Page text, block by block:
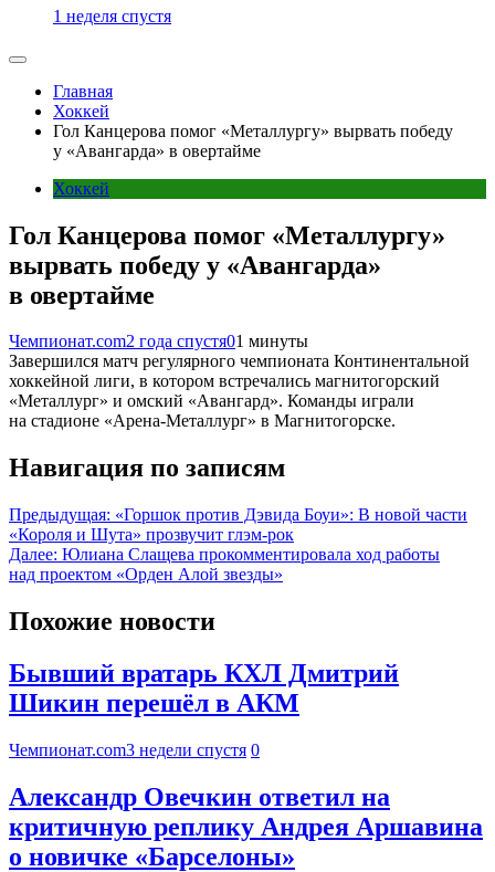
1 неделя спустя
Главная
Хоккей
Гол Канцерова помог «Металлургу» вырвать победу
у «Авангарда» в овертайме
Хоккей
Гол Канцерова помог «Металлургу»
вырвать победу у «Авангарда»
в овертайме
Чемпионат.com2 года спустя01 минуты
Завершился матч регулярного чемпионата Континентальной
хоккейной лиги, в котором встречались магнитогорский
«Металлург» и омский «Авангард». Команды играли
на стадионе «Арена-Металлург» в Магнитогорске.
Навигация по записям
Предыдущая: «Горшок против Дэвида Боуи»: В новой части
«Короля и Шута» прозвучит глэм-рок
Далее: Юлиана Слащева прокомментировала ход работы
над проектом «Орден Алой звезды»
Похожие новости
Бывший вратарь КХЛ Дмитрий
Шикин перешёл в АКМ
Чемпионат.com3 недели спустя 0
Александр Овечкин ответил на
критичную реплику Андрея Аршавина
о новичке «Барселоны»